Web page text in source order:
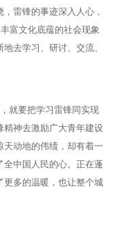
雷锋的事迹深入人心，
富文化底蕴的社会现象
去学习、研讨、交流、
就要把学习雷锋同实现
精神去激励广大青年建设
动地的伟绩，却有着一
全中国人民的心。正在蓬
更多的温暖，也让整个城